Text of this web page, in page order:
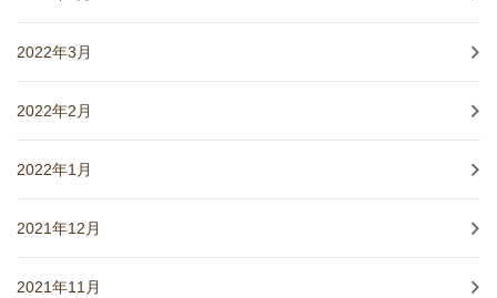
2022年3月
2022年2月
2022年1月
2021年12月
2021年11月